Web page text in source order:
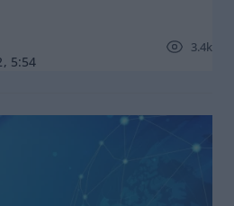
5:54
3.4k